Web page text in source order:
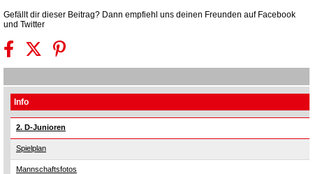
Gefällt dir dieser Beitrag? Dann empfiehl uns deinen Freunden auf Facebook
und Twitter
Info
2. D-Junioren
Spielplan
Mannschaftsfotos